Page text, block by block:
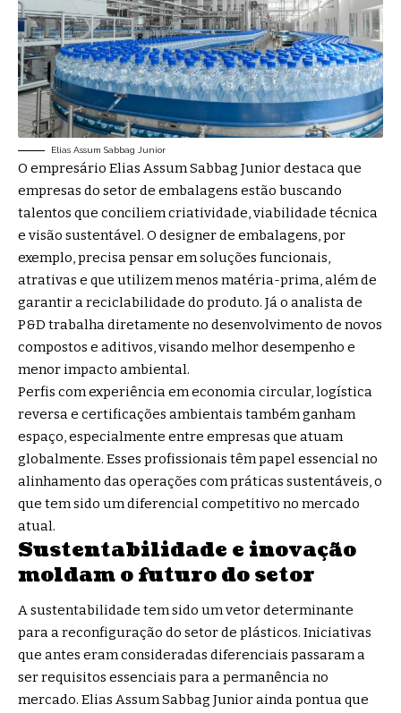
Elias Assum Sabbag Junior
O empresário Elias Assum Sabbag Junior destaca que
empresas do setor de embalagens estão buscando
talentos que conciliem criatividade, viabilidade técnica
e visão sustentável. O designer de embalagens, por
exemplo, precisa pensar em soluções funcionais,
atrativas e que utilizem menos matéria-prima, além de
garantir a reciclabilidade do produto. Já o analista de
P&D trabalha diretamente no desenvolvimento de novos
compostos e aditivos, visando melhor desempenho e
menor impacto ambiental.
Perfis com experiência em economia circular, logística
reversa e certificações ambientais também ganham
espaço, especialmente entre empresas que atuam
globalmente. Esses profissionais têm papel essencial no
alinhamento das operações com práticas sustentáveis, o
que tem sido um diferencial competitivo no mercado
atual.
Sustentabilidade e inovação
moldam o futuro do setor
A sustentabilidade tem sido um vetor determinante
para a reconfiguração do setor de plásticos. Iniciativas
que antes eram consideradas diferenciais passaram a
ser requisitos essenciais para a permanência no
mercado. Elias Assum Sabbag Junior ainda pontua que